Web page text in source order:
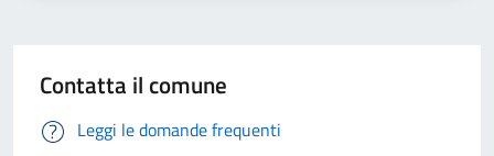
Contatta il comune
Leggi le domande frequenti